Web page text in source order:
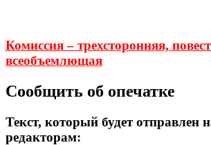
Комиссия – трехсторонняя,
всеобъемлющая
Сообщить об опечатке
Текст, который будет отправлен
редакторам: